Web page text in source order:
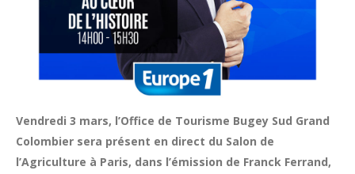
Vendredi 3 mars, l’Office de Tourisme Bugey Sud Grand
Colombier sera présent en direct du Salon de
l’Agriculture à Paris, dans l’émission de Franck Ferrand,